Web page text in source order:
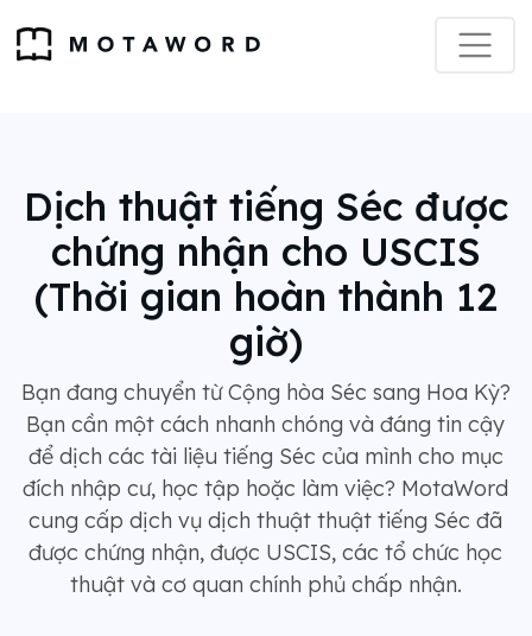
Dịch thuật tiếng Séc được
chứng nhận cho USCIS
(Thời gian hoàn thành 12
giờ)
Bạn đang chuyển từ Cộng hòa Séc sang Hoa Kỳ?
Bạn cần một cách nhanh chóng và đáng tin cậy
để dịch các tài liệu tiếng Séc của mình cho mục
đích nhập cư, học tập hoặc làm việc? MotaWord
cung cấp dịch vụ dịch thuật thuật tiếng Séc đã
được chứng nhận, được USCIS, các tổ chức học
thuật và cơ quan chính phủ chấp nhận.